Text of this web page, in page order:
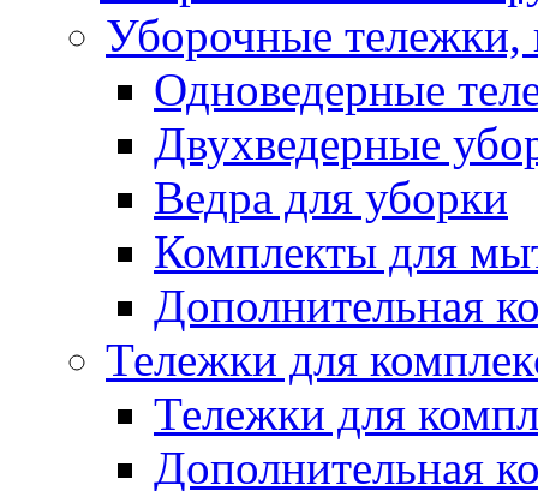
Уборочные тележки,
Одноведерные
Двухведерные
Ведра для уборки
Комплекты для
Дополнительная
Тележки для
Тележки для
Дополнительная